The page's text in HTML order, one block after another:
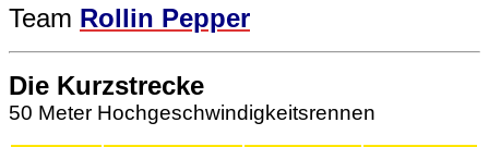
Team Rollin Pepper
Die Kurzstrecke
50 Meter Hochgeschwindigkeitsrennen